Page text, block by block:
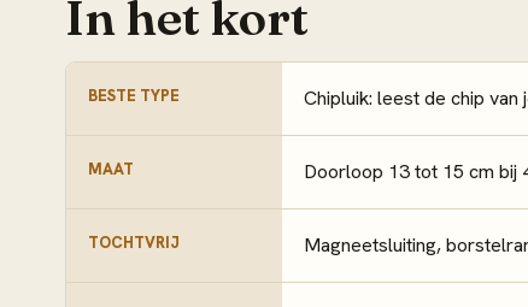
In het kort
BESTE TYPE Chipluik: leest de chip van
MAAT Doorloop 13 tot 15 cm bij
TOCHTVRIJ Magneetsluiting,